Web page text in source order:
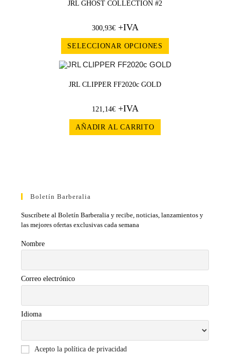
Boletín Barberalia
Suscríbete al Boletín Barberalia y recibe, noticias, lanzamientos y
las mejores ofertas exclusivas cada semana
Nombre
Correo electrónico
Idioma
Acepto la política de privacidad
JRL GHOST COLLECTION #2
300,93€+IVA
SELECCIONAR OPCIONES
JRL CLIPPER FF2020c GOLD
121,14€+IVA
AÑADIR AL CARRITO